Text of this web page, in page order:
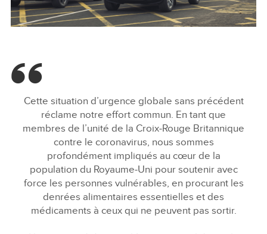
SHARE
Cette situation d’urgence globale sans précédent
réclame notre effort commun. En tant que
membres de l’unité de la Croix‑Rouge Britannique
contre le coronavirus, nous sommes
profondément impliqués au cœur de la
population du Royaume‑Uni pour soutenir avec
force les personnes vulnérables, en procurant les
denrées alimentaires essentielles et des
médicaments à ceux qui ne peuvent pas sortir.